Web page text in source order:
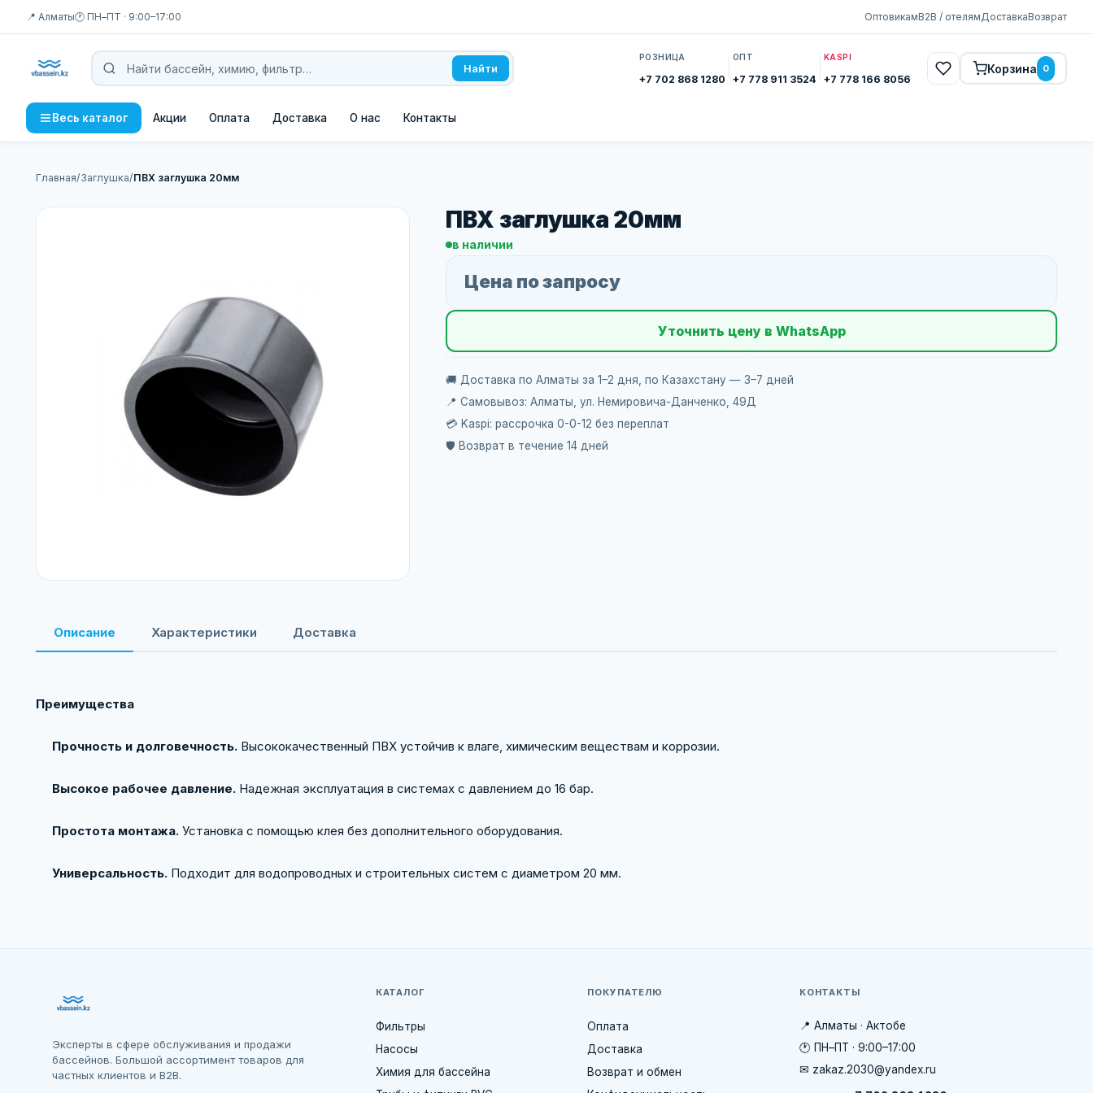
📍 Алматы🕐 ПН–ПТ · 9:00–17:00 ОптовикамB2B / отелямДоставкаВозврат
Найти
РОЗНИЦА
+7 702 868 1280
ОПТ
+7 778 911 3524
KASPI
+7 778 166 8056
Корзина 0
Весь каталог Акции Оплата Доставка О нас Контакты
Главная/Заглушка/ПВХ заглушка 20мм
ПВХ заглушка 20мм
в наличии
Цена по запросу
Уточнить цену в WhatsApp
🚚 Доставка по Алматы за 1–2 дня, по Казахстану — 3–7 дней
📍 Самовывоз: Алматы, ул. Немировича-Данченко, 49Д
💳 Kaspi: рассрочка 0-0-12 без переплат
🛡️ Возврат в течение 14 дней
Описание Характеристики Доставка
Преимущества
Прочность и долговечность. Высококачественный ПВХ устойчив к влаге, химическим веществам и коррозии.
Высокое рабочее давление. Надежная эксплуатация в системах с давлением до 16 бар.
Простота монтажа. Установка с помощью клея без дополнительного оборудования.
Универсальность. Подходит для водопроводных и строительных систем с диаметром 20 мм.
Эксперты в сфере обслуживания и продажи
бассейнов. Большой ассортимент товаров для
частных клиентов и B2B.
КАТАЛОГ
Фильтры
Насосы
Химия для бассейна
ПОКУПАТЕЛЮ
Оплата
Доставка
Возврат и обмен
КОНТАКТЫ
📍 Алматы · Актобе
🕐 ПН–ПТ · 9:00–17:00
✉ zakaz.2030@yandex.ru